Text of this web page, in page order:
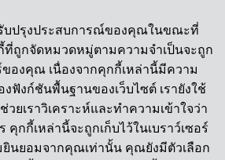
บปรุงประสบการณ์ของคุณในขณะที่
ที่ถูกจัดหมวดหมู่ตามความจำเป็นจะถูก
ของคุณ เนื่องจากคุกกี้เหล่านี้มีความ
ฟังก์ชันพื้นฐานของเว็บไซต์ เรายังใช้
ยเราวิเคราะห์และทำความเข้าใจว่า
คุกกี้เหล่านี้จะถูกเก็บไว้ในเบราว์เซอร์
นยอมจากคุณเท่านั้น คุณยังมีตัวเลือก